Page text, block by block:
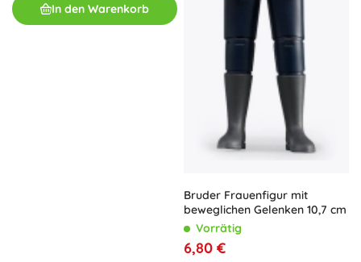
In den Warenkorb
Bruder Frauenfigur mit
beweglichen Gelenken 10,7 cm
Vorrätig
6,80 €